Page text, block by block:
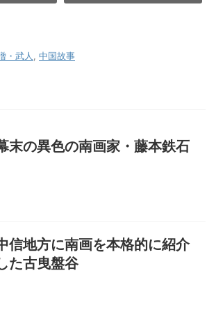
・武人, 中国故事
末の異色の南画家・藤本鉄石
信地方に南画を本格的に紹介
た古曳盤谷